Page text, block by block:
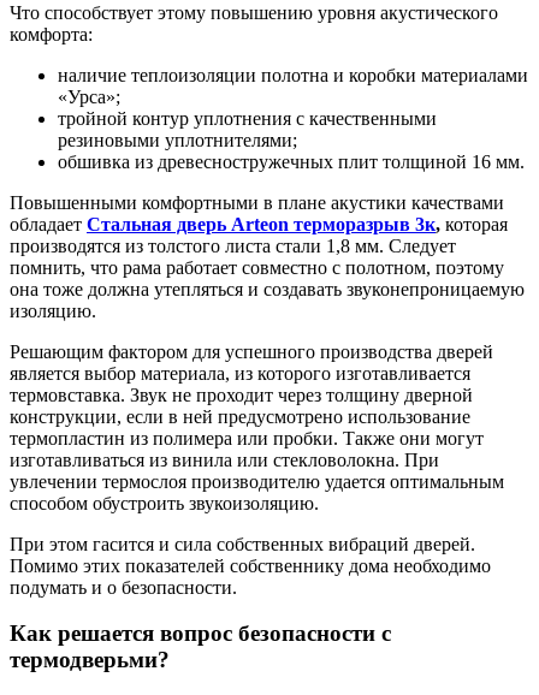
Что способствует этому повышению уровня акустического
комфорта:
наличие теплоизоляции полотна и коробки материалами
«Урса»;
тройной контур уплотнения с качественными
резиновыми уплотнителями;
обшивка из древесностружечных плит толщиной 16 мм.
Повышенными комфортными в плане акустики качествами
обладает Стальная дверь Arteon терморазрыв 3к, которая
производятся из толстого листа стали 1,8 мм. Следует
помнить, что рама работает совместно с полотном, поэтому
она тоже должна утепляться и создавать звуконепроницаемую
изоляцию.
Решающим фактором для успешного производства дверей
является выбор материала, из которого изготавливается
термовставка. Звук не проходит через толщину дверной
конструкции, если в ней предусмотрено использование
термопластин из полимера или пробки. Также они могут
изготавливаться из винила или стекловолокна. При
увлечении термослоя производителю удается оптимальным
способом обустроить звукоизоляцию.
При этом гасится и сила собственных вибраций дверей.
Помимо этих показателей собственнику дома необходимо
подумать и о безопасности.
Как решается вопрос безопасности с
термодверьми?